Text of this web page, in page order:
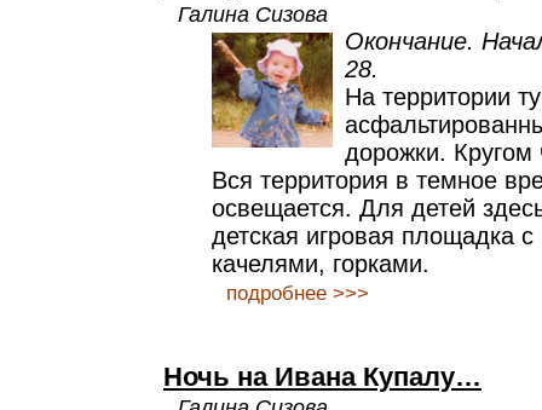
Галина Сизова
Окончание.
28.
На территории
дорожки. Кругом
Вся территория в темное
освещается. Для детей
детская игровая площадка с
качелями, горками.
подробнее >>>
Ночь на Ивана Купалу…